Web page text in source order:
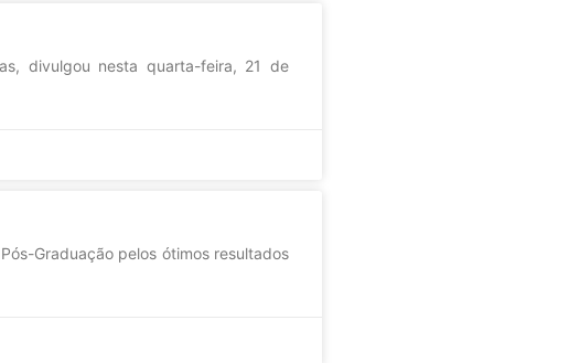
divulgou nesta quarta-feira, 21 de
Graduação pelos ótimos resultados